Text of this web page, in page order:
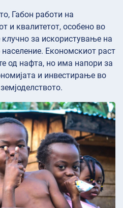
Габон работи на
и квалитетот, особено во
за искористување на
Економскиот раст
од нафта, но има напори за
и инвестирање во